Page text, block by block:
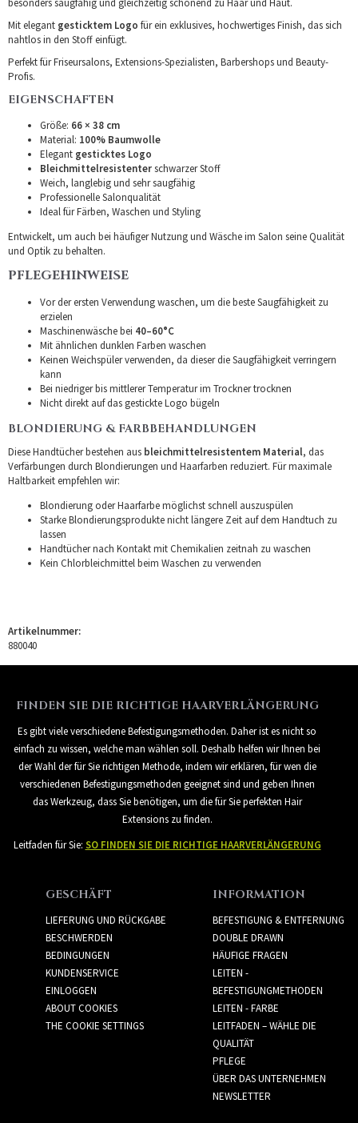
Mit elegant gesticktem Logo für ein exklusives, hochwertiges Finish, das sich
nahtlos in den Stoff einfügt.
Perfekt für Friseursalons, Extensions-Spezialisten, Barbershops und Beauty-
Profis.
EIGENSCHAFTEN
Größe: 66 × 38 cm
Material: 100% Baumwolle
Elegant gesticktes Logo
Bleichmittelresistenterschwarzer Stoff
Weich, langlebig und sehr saugfähig
Professionelle Salonqualität
Ideal für Färben, Waschen und Styling
Entwickelt, um auch bei häufiger Nutzung und Wäsche im Salon seine Qualität
und Optik zu behalten.
PFLEGEHINWEISE
Vor der ersten Verwendung waschen, um die beste Saugfähigkeit zu
erzielen
Maschinenwäsche bei 40–60°C
Mit ähnlichen dunklen Farben waschen
Keinen Weichspüler verwenden, da dieser die Saugfähigkeit verringern
kann
Bei niedriger bis mittlerer Temperatur im Trockner trocknen
Nicht direkt auf das gestickte Logo bügeln
BLONDIERUNG & FARBBEHANDLUNGEN
Diese Handtücher bestehen aus bleichmittelresistentem Material, das
Verfärbungen durch Blondierungen und Haarfarben reduziert. Für maximale
Haltbarkeit empfehlen wir:
Blondierung oder Haarfarbe möglichst schnell auszuspülen
Starke Blondierungsprodukte nicht längere Zeit auf dem Handtuch zu
lassen
Handtücher nach Kontakt mit Chemikalien zeitnah zu waschen
Kein Chlorbleichmittel beim Waschen zu verwenden
Artikelnummer:
880040
FINDEN SIE DIE RICHTIGE HAARVERLÄNGERUNG
Es gibt viele verschiedene Befestigungsmethoden. Daher ist es nicht so
einfach zu wissen, welche man wählen soll. Deshalb helfen wir Ihnen bei
der Wahl der für Sie richtigen Methode, indem wir erklären, für wen die
verschiedenen Befestigungsmethoden geeignet sind und geben Ihnen
das Werkzeug, dass Sie benötigen, um die für Sie perfekten Hair
Extensions zu finden.
Leitfaden für Sie: SO FINDEN SIE DIE RICHTIGE HAARVERLÄNGERUNG
GESCHÄFT
LIEFERUNG UND RÜCKGABE
BESCHWERDEN
BEDINGUNGEN
KUNDENSERVICE
EINLOGGEN
ABOUT COOKIES
THE COOKIE SETTINGS
INFORMATION
BEFESTIGUNG & ENTFERNUNG
DOUBLE DRAWN
HÄUFIGE FRAGEN
LEITEN -
BEFESTIGUNGMETHODEN
LEITEN - FARBE
LEITFADEN – WÄHLE DIE
QUALITÄT
PFLEGE
ÜBER DAS UNTERNEHMEN
NEWSLETTER